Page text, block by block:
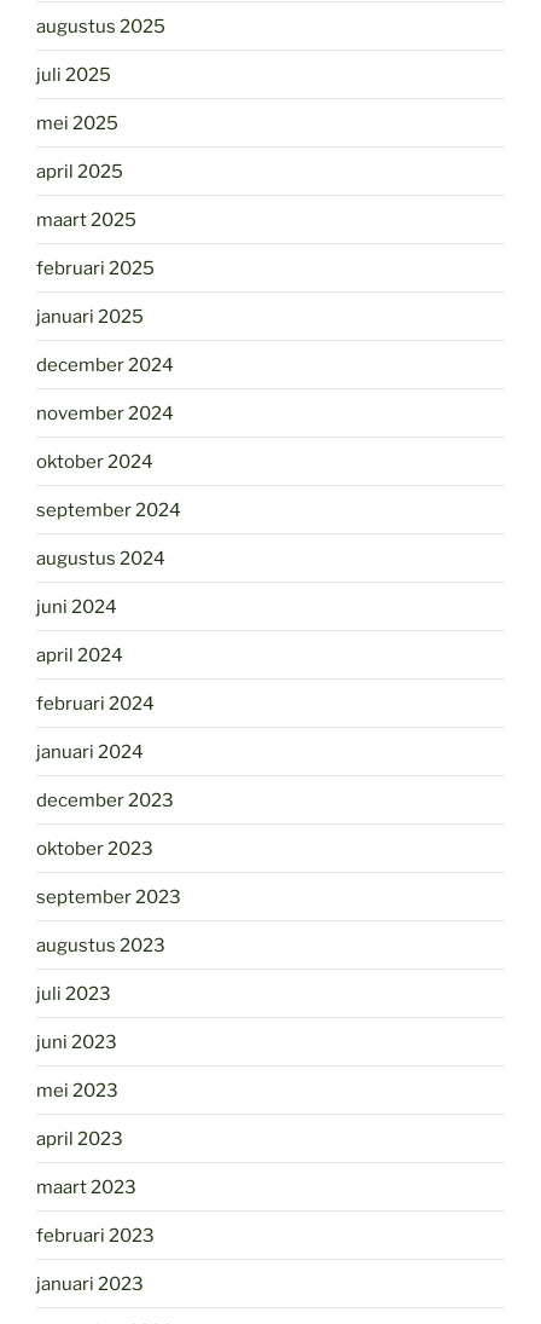
augustus 2025
juli 2025
mei 2025
april 2025
maart 2025
februari 2025
januari 2025
december 2024
november 2024
oktober 2024
september 2024
augustus 2024
juni 2024
april 2024
februari 2024
januari 2024
december 2023
oktober 2023
september 2023
augustus 2023
juli 2023
juni 2023
mei 2023
april 2023
maart 2023
februari 2023
januari 2023